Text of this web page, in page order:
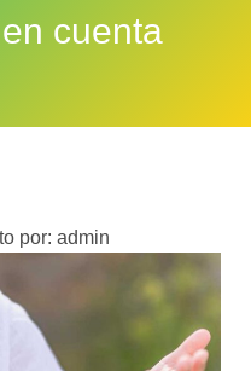
cuenta
por: admin